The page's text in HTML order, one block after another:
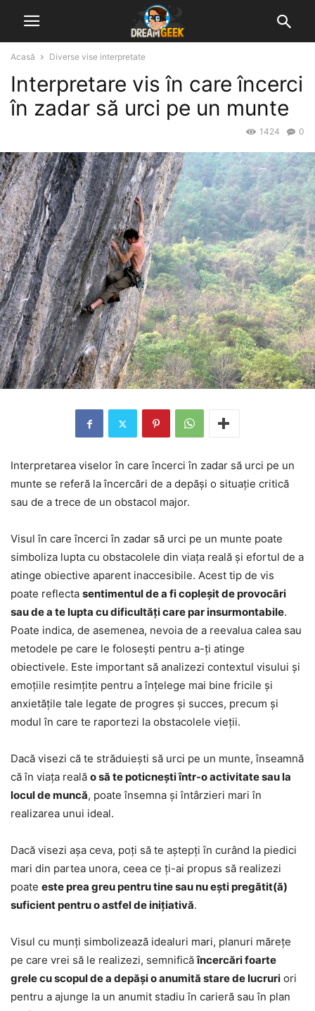
Acasă Diverse vise interpretate
Interpretare vis în care încerci
în zadar să urci pe un munte
0
1424
Interpretarea viselor în care încerci în zadar să urci pe un
munte se referă la încercări de a depăși o situație critică
sau de a trece de un obstacol major.
Visul în care încerci în zadar să urci pe un munte poate
simboliza lupta cu obstacolele din viața reală și efortul de a
atinge obiective aparent inaccesibile. Acest tip de vis
poate reflecta sentimentul de a fi copleșit de provocări
sau de a te lupta cu dificultăți care par insurmontabile.
Poate indica, de asemenea, nevoia de a reevalua calea sau
metodele pe care le folosești pentru a-ți atinge
obiectivele. Este important să analizezi contextul visului și
emoțiile resimțite pentru a înțelege mai bine fricile și
anxietățile tale legate de progres și succes, precum și
modul în care te raportezi la obstacolele vieții.
Dacă visezi că te străduiești să urci pe un munte, înseamnă
că în viața reală o să te poticnești într-o activitate sau la
locul de muncă, poate însemna și întârzieri mari în
realizarea unui ideal.
Dacă visezi așa ceva, poți să te aștepți în curând la piedici
mari din partea unora, ceea ce ți-ai propus să realizezi
poate este prea greu pentru tine sau nu ești pregătit(ă)
suficient pentru o astfel de inițiativă.
Visul cu munți simbolizează idealuri mari, planuri mărețe
pe care vrei să le realizezi, semnificăîncercări foarte
grele cu scopul de a depăși o anumită stare de lucruri ori
pentru a ajunge la un anumit stadiu în carieră sau în plan